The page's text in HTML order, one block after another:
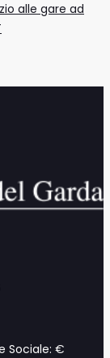
alle gare ad
Sociale: €